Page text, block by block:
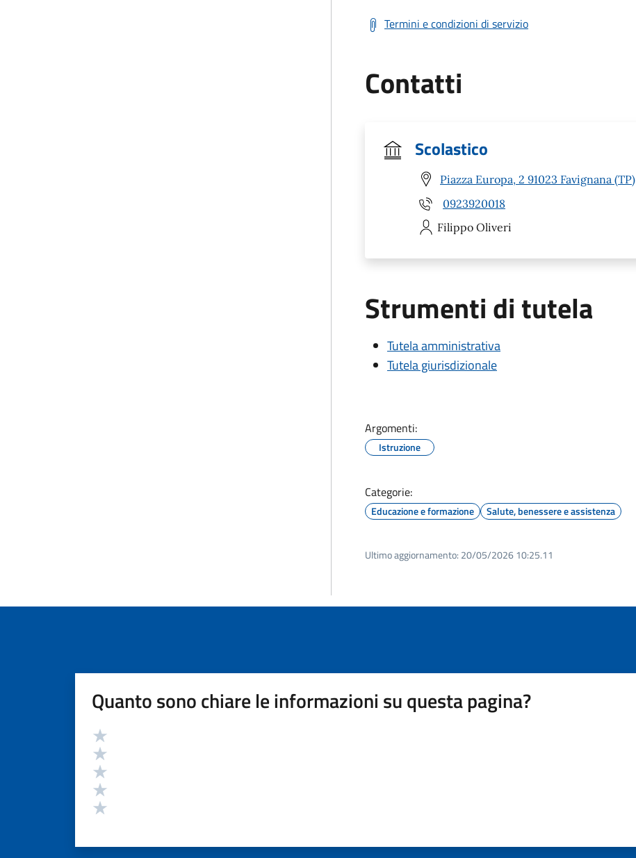
Termini e condizioni di servizio
Contatti
Scolastico
Piazza Europa, 2 91023 Favignana (TP)
0923920018
Filippo Oliveri
Strumenti di tutela
Tutela amministrativa
Tutela giurisdizionale
Argomenti:
Istruzione
Categorie:
Educazione e formazione Salute, benessere e assistenza
Ultimo aggiornamento: 20/05/2026 10:25.11
Quanto sono chiare le informazioni su questa pagina?
Valutazione